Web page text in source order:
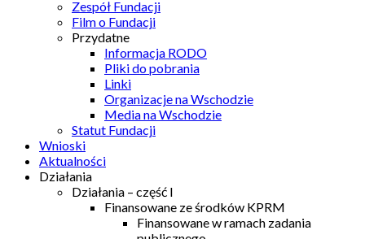
Zespół Fundacji
Film o Fundacji
Przydatne
Informacja RODO
Pliki do pobrania
Linki
Organizacje na Wschodzie
Media na Wschodzie
Statut Fundacji
Wnioski
Aktualności
Działania
Działania – część I
Finansowane ze środków KPRM
Finansowane w ramach zadania